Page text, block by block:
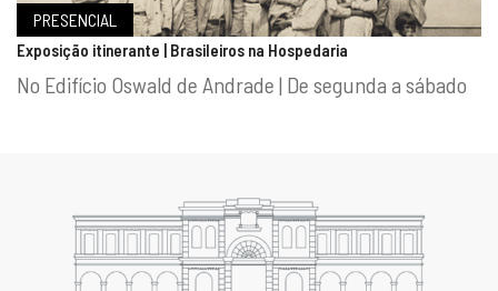
PRESENCIAL
Exposição itinerante | Brasileiros na Hospedaria
No Edifício Oswald de Andrade | De segunda a sábado